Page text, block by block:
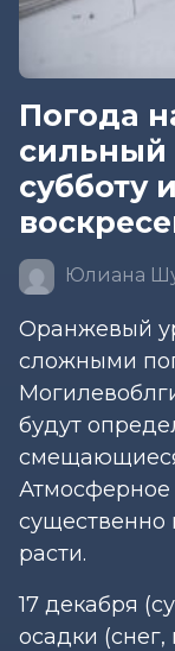
Погода
сильный
субботу
Юлиана
Оранжевый
сложными
будут
существенно
расти.
17 декабря
осадки